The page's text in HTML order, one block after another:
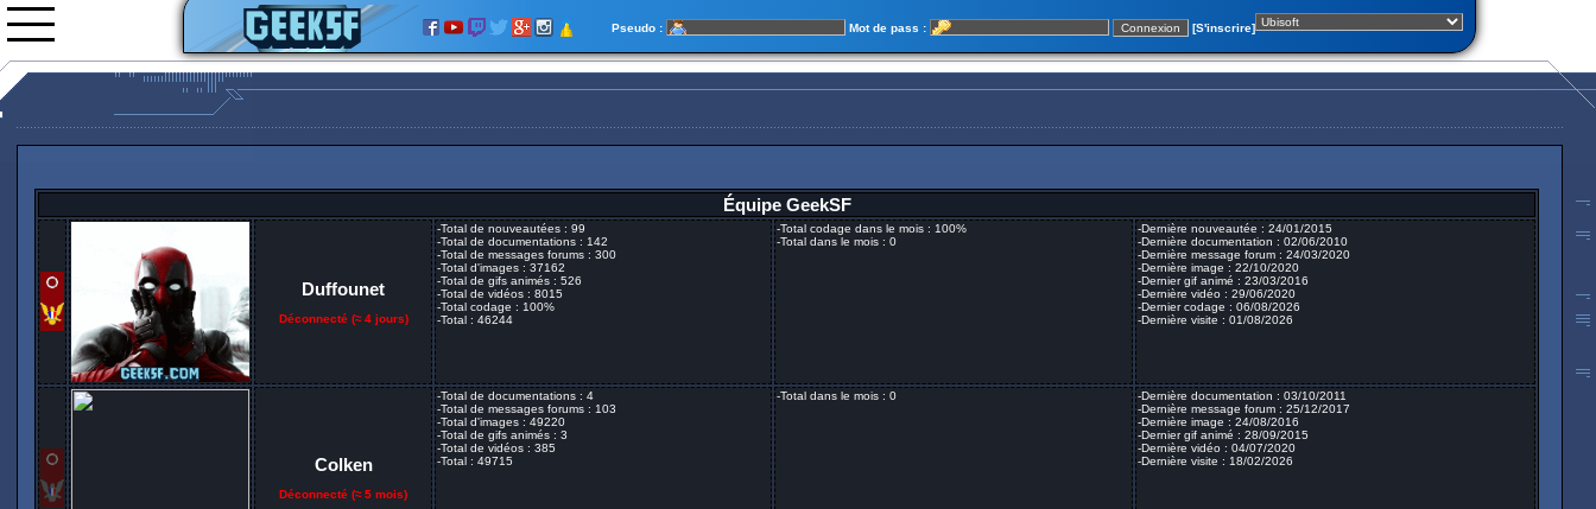
Nouveautés
0rgani
Forum
Classement
L'équipe
Partenariats
Assassin's creed Brotherhood
Pseudo : Mot de pass : [S'inscrire]
Équipe GeekSF
Duffounet
Déconnecté (≈ 4 jours)
-Total de nouveautées : 99
-Total de documentations : 142
-Total de messages forums : 300
-Total d'images : 37162
-Total de gifs animés : 526
-Total de vidéos : 8015
-Total codage : 100%
-Total : 46244
-Total codage dans le mois : 100%
-Total dans le mois : 0
-Dernière nouveautée : 24/01/2015
-Dernière documentation : 02/06/2010
-Dernière message forum : 24/03/2020
-Dernière image : 22/10/2020
-Dernier gif animé : 23/03/2016
-Dernière vidéo : 29/06/2020
-Dernier codage : 06/08/2026
-Dernière visite : 01/08/2026
Colken
Déconnecté (≈ 5 mois)
-Total de documentations : 4
-Total de messages forums : 103
-Total d'images : 49220
-Total de gifs animés : 3
-Total de vidéos : 385
-Total : 49715
-Total dans le mois : 0
-Dernière documentation : 03/10/2011
-Dernière message forum : 25/12/2017
-Dernière image : 24/08/2016
-Dernier gif animé : 28/09/2015
-Dernière vidéo : 04/07/2020
-Dernière visite : 18/02/2026